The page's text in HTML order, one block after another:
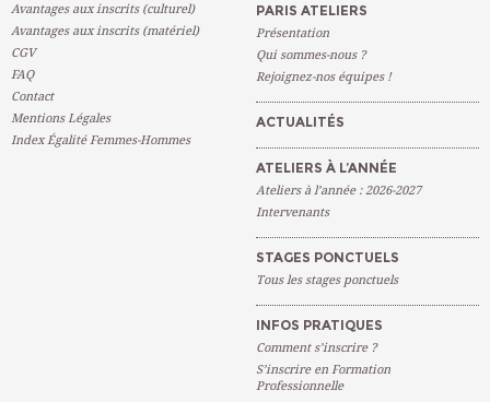
Avantages aux inscrits (culturel)
Avantages aux inscrits (matériel)
CGV
FAQ
Contact
Mentions Légales
Index Égalité Femmes-Hommes
PARIS ATELIERS
Présentation
Qui sommes-nous ?
Rejoignez-nos équipes !
ACTUALITÉS
ATELIERS À L’ANNÉE
Ateliers à l’année : 2026-2027
Intervenants
STAGES PONCTUELS
Tous les stages ponctuels
INFOS PRATIQUES
Comment s’inscrire ?
S’inscrire en Formation
Professionnelle